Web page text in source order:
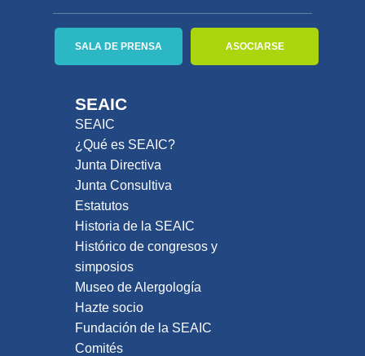
SEAIC
SEAIC
¿Qué es SEAIC?
Junta Directiva
Junta Consultiva
Estatutos
Historia de la SEAIC
Histórico de congresos y
simposios
Museo de Alergología
Hazte socio
Fundación de la SEAIC
Comités
SALA DE PRENSA ASOCIARSE